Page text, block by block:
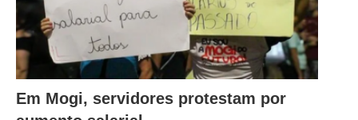
Em Mogi, servidores protestam por